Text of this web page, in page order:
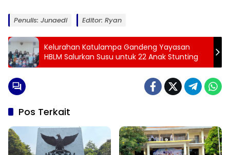
Penulis: Junaedi Editor: Ryan
Kelurahan Katulampa Gandeng Yayasan
HBLM Salurkan Susu untuk 22 Anak Stunting
Pos Terkait